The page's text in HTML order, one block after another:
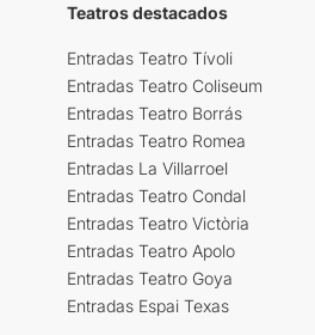
Teatros destacados
Entradas Teatro Tívoli
Entradas Teatro Coliseum
Entradas Teatro Borrás
Entradas Teatro Romea
Entradas La Villarroel
Entradas Teatro Condal
Entradas Teatro Victòria
Entradas Teatro Apolo
Entradas Teatro Goya
Entradas Espai Texas